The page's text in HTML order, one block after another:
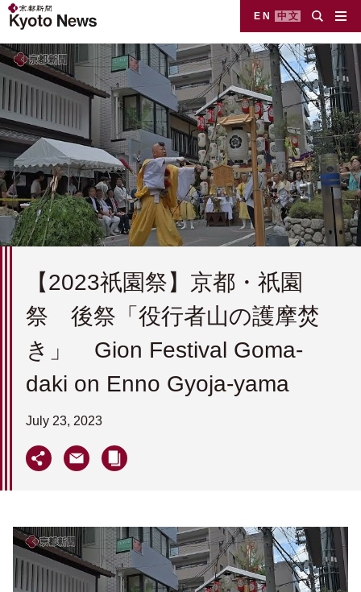
EN 中文
【2023祇園祭】京都・祇園
祭 後祭「役行者山の護摩焚
き」 Gion Festival Goma-
daki on Enno Gyoja-yama
July 23, 2023